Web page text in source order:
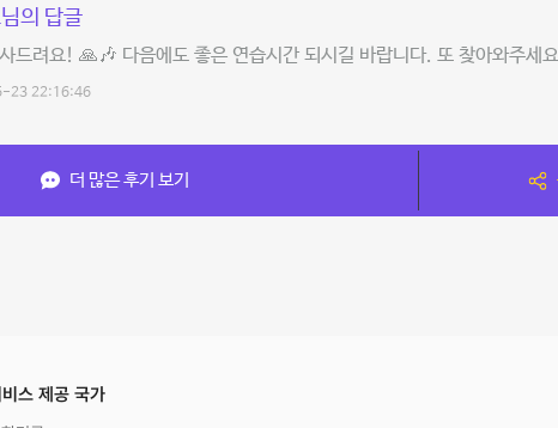
의 답글
드려요! 🙏🎶 다음에도 좋은 연습시간 되시길 바랍니다. 또 찾아와주세
23 22:16:46
더 많은 후기 보기
스 제공 국가